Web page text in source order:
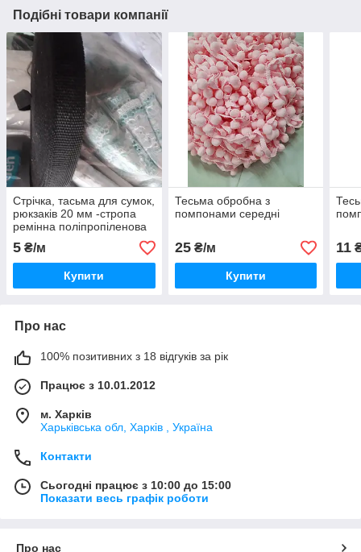
Подібні товари компанії
Стрічка, тасьма для сумок,
рюкзаків 20 мм -стропа
ремінна поліпропіленова
(синтетична)
5 ₴/м
Купити
Тесьма обробна з
помпонами середні
25₴/м
Купити
11
Про нас
100% позитивних з 18 відгуків за рік
Працює з 10.01.2012
м. Харків
Харьківська обл, Харків , Україна
Контакти
Сьогодні працює з 10:00 до 15:00
Показати весь графік роботи
Про нас